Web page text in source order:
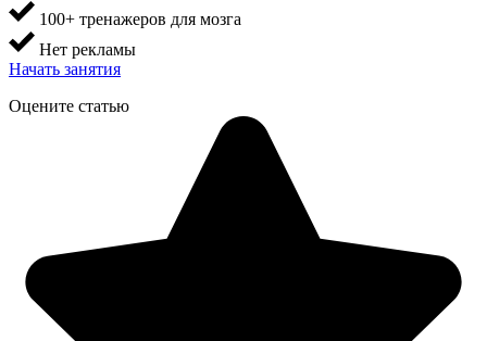
100+ тренажеров для мозга
Нет рекламы
Начать занятия
Оцените статью